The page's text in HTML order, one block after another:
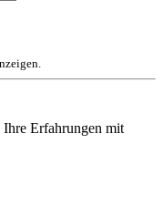
Erfahrungen mit